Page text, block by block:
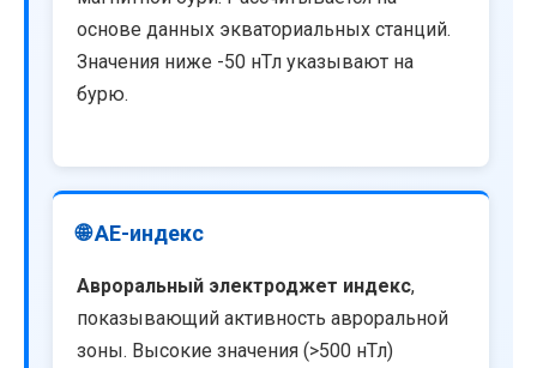
основе данных экваториальных станций.
Значения ниже -50 нТл указывают на
бурю.
🌐 AE-индекс
Авроральный электроджет индекс,
показывающий активность авроральной
зоны. Высокие значения (>500 нТл)